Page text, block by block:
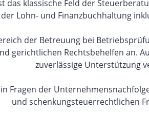
das klassische Feld der
Lohn- und Finanzbuchhaltung
der Betreuung bei
gerichtlichen Rechtsbehelfen an.
zuverlässige Unterstützung
Fragen der
und schenkungsteuerrechtlichen